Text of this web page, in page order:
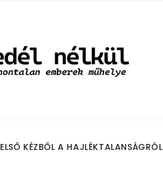
ELSŐ KÉZBŐL A HAJLÉKTALANSÁGRÓL